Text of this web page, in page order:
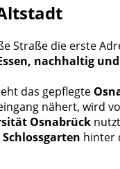
Straße die erste
nachhaltig
das gepflegte
nähert,
Osnabrück
Schlossgarten hinter